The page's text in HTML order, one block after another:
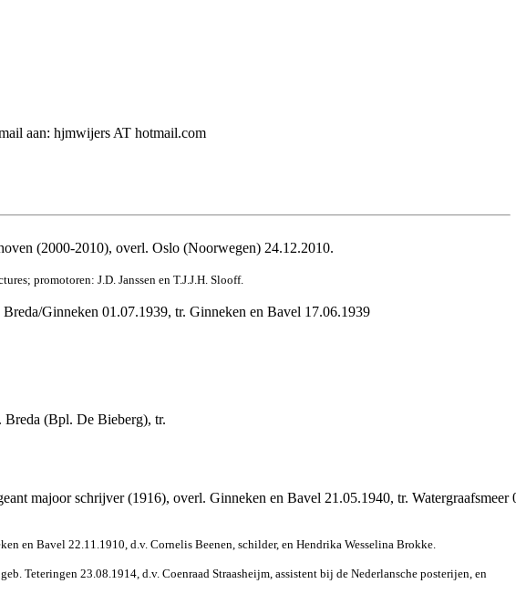
aan: hjmwijers AT hotmail.com
(2000-2010), overl. Oslo (Noorwegen) 24.12.2010.
promotoren: J.D. Janssen en T.J.J.H. Slooff.
Ginneken 01.07.1939, tr. Ginneken en Bavel 17.06.1939
Breda (Bpl. De Bieberg), tr.
majoor schrijver (1916), overl. Ginneken en Bavel 21.05.1940, tr. Watergraafsmeer
en Bavel 22.11.1910, d.v. Cornelis Beenen, schilder, en Hendrika Wesselina Brokke.
Teteringen 23.08.1914, d.v. Coenraad Straasheijm, assistent bij de Nederlansche posterijen, en